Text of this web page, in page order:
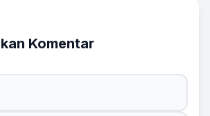
Komentar